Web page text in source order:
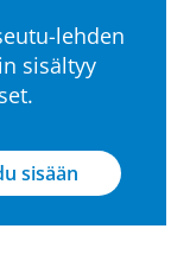
lehden
sisältyy
sisään